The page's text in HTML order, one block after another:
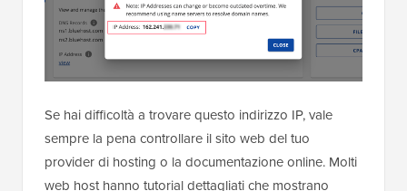
Se hai difficoltà a trovare questo indirizzo IP, vale
sempre la pena controllare il sito web del tuo
provider di hosting o la documentazione online. Molti
web host hanno tutorial dettagliati che mostrano